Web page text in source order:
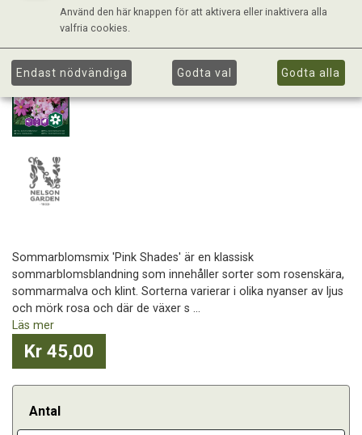
Sommarblomsmix 'Pink Shades' är en klassisk
sommarblomsblandning som innehåller sorter som rosenskära,
sommarmalva och klint. Sorterna varierar i olika nyanser av ljus
och mörk rosa och där de växer s ...
Läs mer
Kr 45,00
Antal
Använd den här knappen för att aktivera eller inaktivera alla
valfria cookies.
Endast nödvändiga Godta val Godta alla